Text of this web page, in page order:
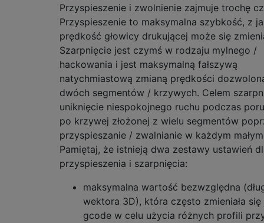
Przyspieszenie i zwolnienie zajmuje trochę
Przyspieszenie to maksymalna szybkość, z
prędkość głowicy drukującej może się
Szarpnięcie jest czymś w rodzaju mylnego /
hackowania i jest maksymalną fałszywą
natychmiastową zmianą prędkości
dwóch segmentów / krzywych. Celem
uniknięcie niespokojnego ruchu podczas
po krzywej złożonej z wielu segmentów
przyspieszanie / zwalnianie w każdym
Pamiętaj, że istnieją dwa zestawy ustawień
przyspieszenia i szarpnięcia:
maksymalna wartość bezwzględna
wektora 3D), która często zmieniała
gcode w celu użycia różnych profili